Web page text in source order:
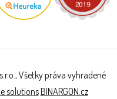
Všetky práva vyhradené
solutionsBINARGON.cz